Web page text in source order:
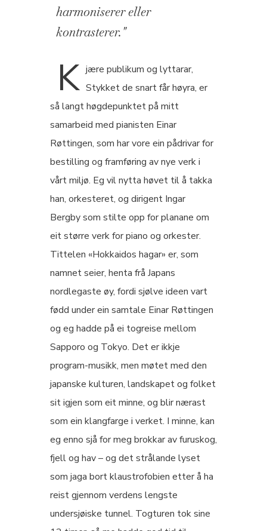
harmoniserer eller
kontrasterer."
K jære publikum og lyttarar,
Stykket de snart får høyra, er
så langt høgdepunktet på mitt
samarbeid med pianisten Einar
Røttingen, som har vore ein pådrivar for
bestilling og framføring av nye verk i
vårt miljø. Eg vil nytta høvet til å takka
han, orkesteret, og dirigent Ingar
Bergby som stilte opp for planane om
eit større verk for piano og orkester.
Tittelen «Hokkaidos hagar» er, som
namnet seier, henta frå Japans
nordlegaste øy, fordi sjølve ideen vart
fødd under ein samtale Einar Røttingen
og eg hadde på ei togreise mellom
Sapporo og Tokyo. Det er ikkje
program-musikk, men møtet med den
japanske kulturen, landskapet og folket
sit igjen som eit minne, og blir nærast
som ein klangfarge i verket. I minne, kan
eg enno sjå for meg brokkar av furuskog,
fjell og hav – og det strålande lyset
som jaga bort klaustrofobien etter å ha
reist gjennom verdens lengste
undersjøiske tunnel. Togturen tok sine